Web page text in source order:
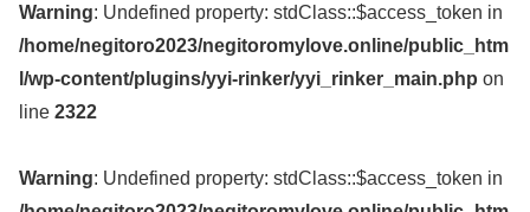
Warning: Undefined property: stdClass::$access_token in
/home/negitoro2023/negitoromylove.online/public_htm
l/wp-content/plugins/yyi-rinker/yyi_rinker_main.php on
line 2322
Warning: Undefined property: stdClass::$access_token in